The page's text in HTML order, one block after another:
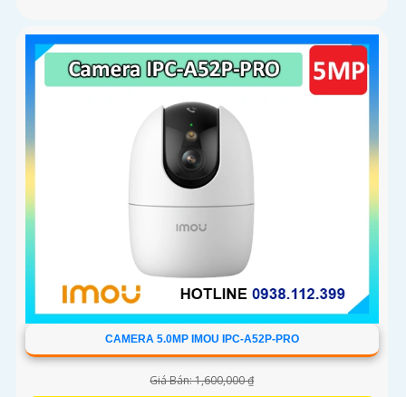
CAMERA 5.0MP IMOU IPC-A52P-PRO
Giá Bán: 1,600,000 ₫